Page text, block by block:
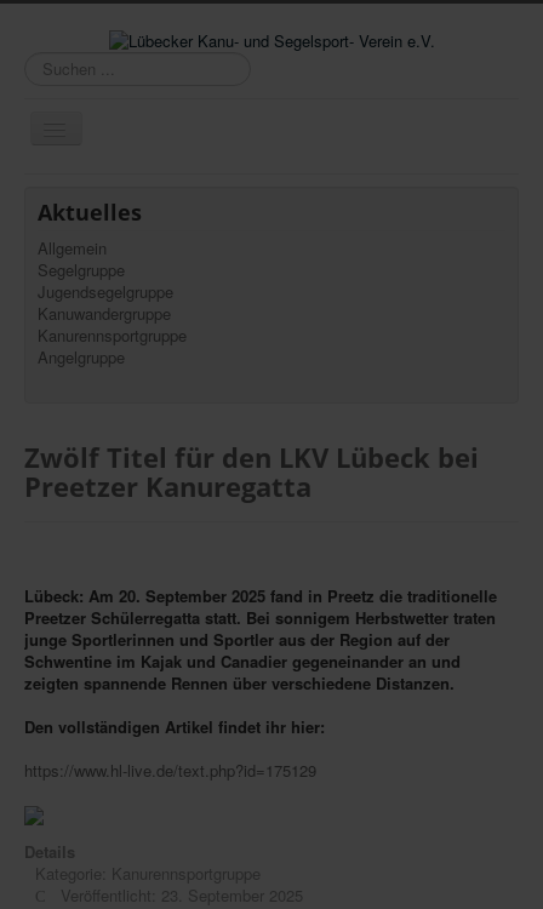
Suchen
Termine
Aktuelles
Vereinsboote
Datenschutz
Aktuelles
Allgemein
Segelgruppe
Jugendsegelgruppe
Kanuwandergruppe
Kanurennsportgruppe
Angelgruppe
Zwölf Titel für den LKV Lübeck bei
Preetzer Kanuregatta
Lübeck: Am 20. September 2025 fand in Preetz die traditionelle
Preetzer Schülerregatta statt. Bei sonnigem Herbstwetter traten
junge Sportlerinnen und Sportler aus der Region auf der
Schwentine im Kajak und Canadier gegeneinander an und
zeigten spannende Rennen über verschiedene Distanzen.
Den vollständigen Artikel findet ihr hier:
https://www.hl-live.de/text.php?id=175129
Details
Kategorie: Kanurennsportgruppe
Veröffentlicht: 23. September 2025